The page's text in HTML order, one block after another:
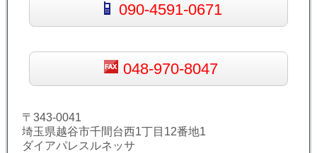
090-4591-0671
048-970-8047
〒343-0041
埼玉県越谷市千間台西1丁目12番地1
ダイアパレスルネッサ